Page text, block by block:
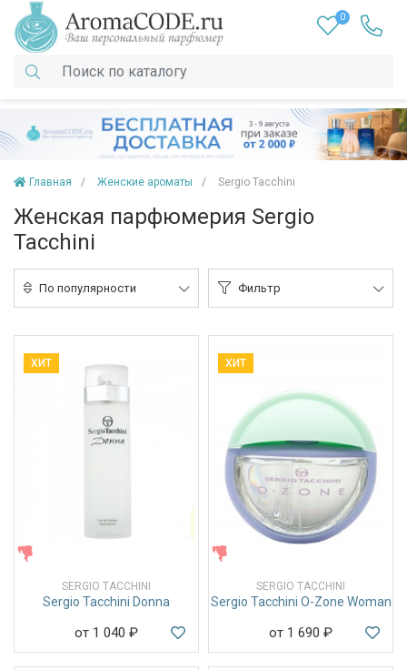
0
Главная Женские ароматы Sergio Tacchini
Женская парфюмерия Sergio
Tacchini
По популярности Фильтр
ХИТ
SERGIO TACCHINI
Sergio Tacchini Donna
от 1 040 ₽
ХИТ
SERGIO TACCHINI
Sergio Tacchini O-Zone Woman
от 1 690 ₽